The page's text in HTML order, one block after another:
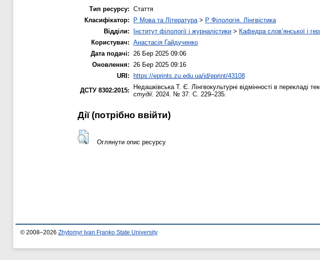
Тип ресурсу: Стаття
Класифікатор:
P Мова та Література> P Філологія. Лінгвістика
Відділи:
Інститут філології і журналістики > Кафедра слов’янської і
Користувач: Анастасія Гайдученко
Дата подачі: 26 Бер 2025 09:06
Оновлення: 26 Бер 2025 09:16
URI:
https://eprints.zu.edu.ua/id/eprint/43108
ДСТУ 8302:2015:
Недашківська Т. Є. Лінгвокультурні відмінності в перекладі
студії. 2024. № 37. С. 229–235.
Дії ​​(потрібно ввійти)
Оглянути опис ресурсу
© 2008–2026 Zhytomyr Ivan Franko State University